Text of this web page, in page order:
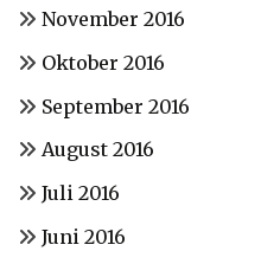
November 2016
Oktober 2016
September 2016
August 2016
Juli 2016
Juni 2016